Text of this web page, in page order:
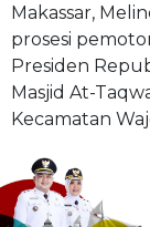
Makassar,
prosesi
Presiden
Masjid At-
Kecamatan